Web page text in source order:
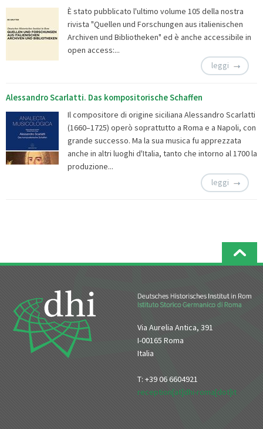
È stato pubblicato l'ultimo volume 105 della nostra
rivista "Quellen und Forschungen aus italienischen
Archiven und Bibliotheken" ed è anche accessibile in
open access:...
leggi
Alessandro Scarlatti. Das kompositorische Schaffen
Il compositore di origine siciliana Alessandro Scarlatti
(1660–1725) operò soprattutto a Roma e a Napoli, con
grande successo. Ma la sua musica fu apprezzata
anche in altri luoghi d'Italia, tanto che intorno al 1700 la
produzione...
leggi
Via Aurelia Antica, 391
I-00165 Roma
Italia
T: +39 06 6604921
reception[at]dhi-roma[dot]it